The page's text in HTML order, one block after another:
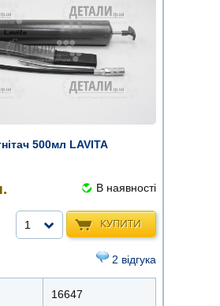
500мл LAVITA
В наявності
КУПИТИ
1
2 відгука
16647